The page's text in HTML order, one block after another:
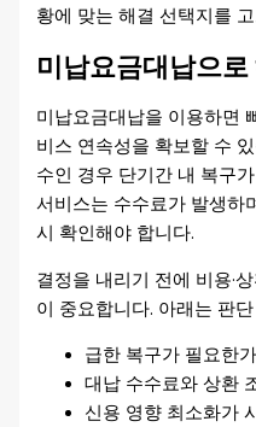
황에 맞는 해결 선택지를
미납요금대납으
미납요금대납을 이용하면
비스 연속성을 확보할 수
수인 경우 단기간 내 복구
서비스는 수수료가 발생하
시 확인해야 합니다.
결정을 내리기 전에 비용·
이 중요합니다. 아래는 판
급한 복구가 필요한
대납 수수료와 상환
신용 영향 최소화가